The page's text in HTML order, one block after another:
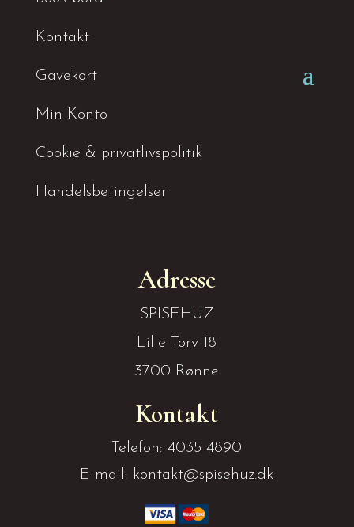
Kontakt
Gavekort
Min Konto
Cookie & privatlivspolitik
Handelsbetingelser
Adresse
SPISEHUZ
Lille Torv 18
3700 Rønne
Kontakt
Telefon: 4035 4890
E-mail: kontakt@spisehuz.dk